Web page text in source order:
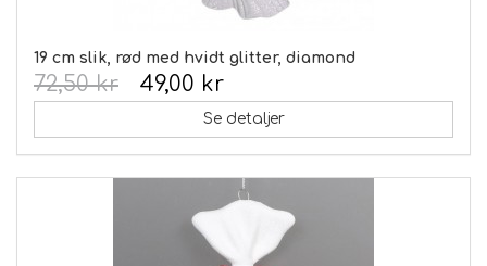
19 cm slik, rød med hvidt glitter, diamond
49,00 kr
72,50 kr
Se detaljer